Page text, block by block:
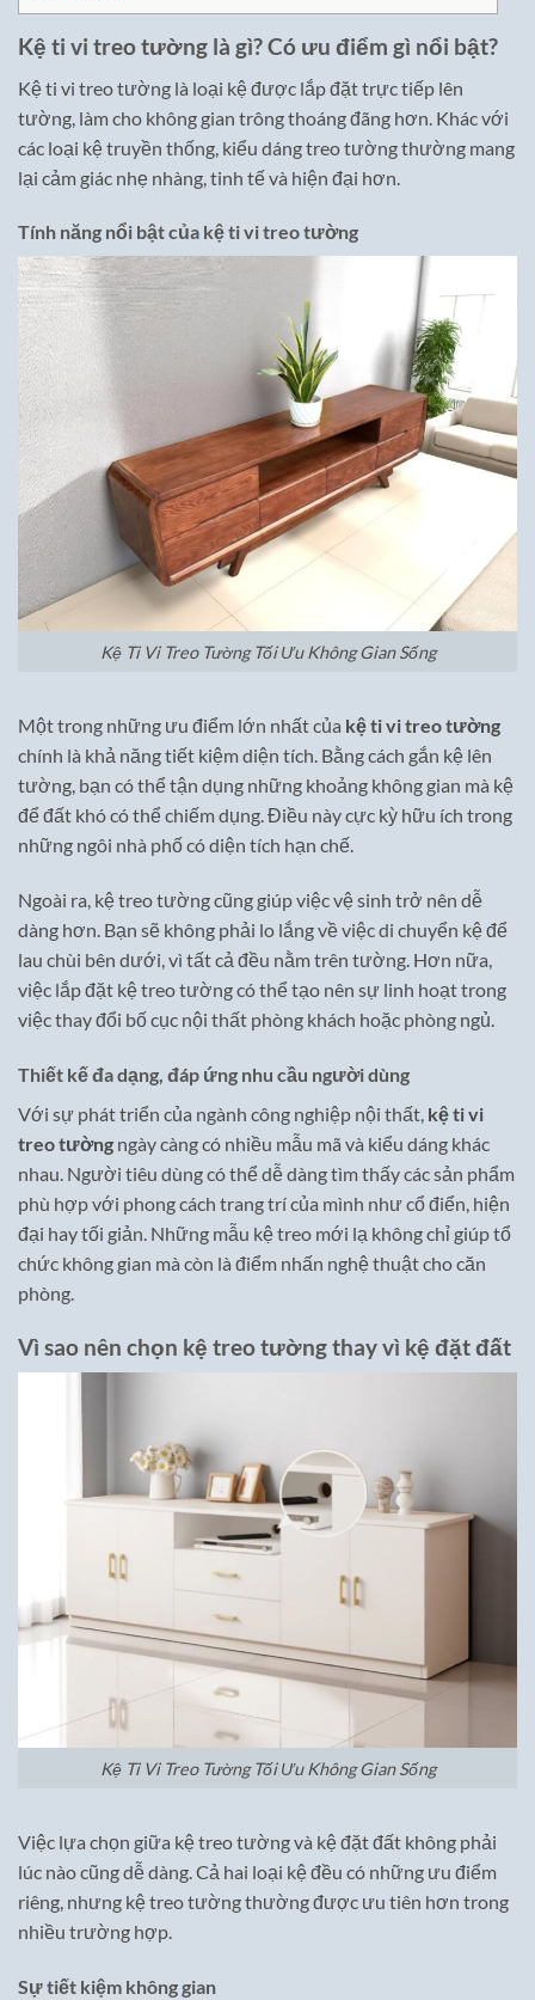
Kệ ti vi treo tường là gì? Có ưu điểm gì nổi bật?
Kệ ti vi treo tường là loại kệ được lắp đặt trực tiếp lên
tường, làm cho không gian trông thoáng đãng hơn. Khác với
các loại kệ truyền thống, kiểu dáng treo tường thường mang
lại cảm giác nhẹ nhàng, tinh tế và hiện đại hơn.
Tính năng nổi bật của kệ ti vi treo tường
Kệ Ti Vi Treo Tường Tối Ưu Không Gian Sống
Một trong những ưu điểm lớn nhất của kệ ti vi treo tường
chính là khả năng tiết kiệm diện tích. Bằng cách gắn kệ lên
tường, bạn có thể tận dụng những khoảng không gian mà kệ
để đất khó có thể chiếm dụng. Điều này cực kỳ hữu ích trong
những ngôi nhà phố có diện tích hạn chế.
Ngoài ra, kệ treo tường cũng giúp việc vệ sinh trở nên dễ
dàng hơn. Bạn sẽ không phải lo lắng về việc di chuyển kệ để
lau chùi bên dưới, vì tất cả đều nằm trên tường. Hơn nữa,
việc lắp đặt kệ treo tường có thể tạo nên sự linh hoạt trong
việc thay đổi bố cục nội thất phòng khách hoặc phòng ngủ.
Thiết kế đa dạng, đáp ứng nhu cầu người dùng
Với sự phát triển của ngành công nghiệp nội thất, kệ ti vi
treo tường ngày càng có nhiều mẫu mã và kiểu dáng khác
nhau. Người tiêu dùng có thể dễ dàng tìm thấy các sản phẩm
phù hợp với phong cách trang trí của mình như cổ điển, hiện
đại hay tối giản. Những mẫu kệ treo mới lạ không chỉ giúp tổ
chức không gian mà còn là điểm nhấn nghệ thuật cho căn
phòng.
Vì sao nên chọn kệ treo tường thay vì kệ đặt đất
Kệ Ti Vi Treo Tường Tối Ưu Không Gian Sống
Việc lựa chọn giữa kệ treo tường và kệ đặt đất không phải
lúc nào cũng dễ dàng. Cả hai loại kệ đều có những ưu điểm
riêng, nhưng kệ treo tường thường được ưu tiên hơn trong
nhiều trường hợp.
Sự tiết kiệm không gian